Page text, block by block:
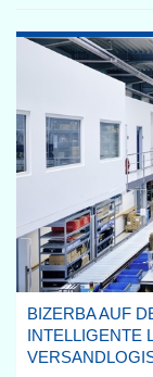
BIZERBA AUF
INTELLIGENTE